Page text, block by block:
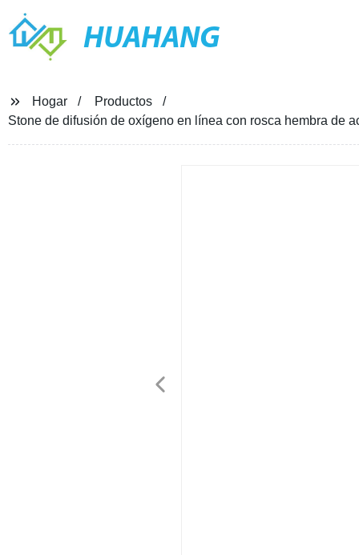
HUAHANG
Hogar
Productos
Stone de difusión de oxígeno en línea con rosca hembra de